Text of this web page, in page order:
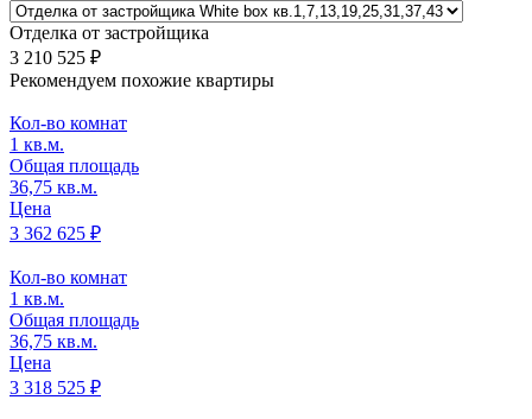
Отделка от застройщика
3 210 525 ₽
Рекомендуем похожие квартиры
Кол-во комнат
1 кв.м.
Общая площадь
36,75 кв.м.
Цена
3 362 625 ₽
Кол-во комнат
1 кв.м.
Общая площадь
36,75 кв.м.
Цена
3 318 525 ₽